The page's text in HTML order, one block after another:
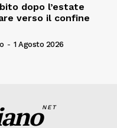
dopo l’estate
verso il confine
- 1 Agosto 2026
NET